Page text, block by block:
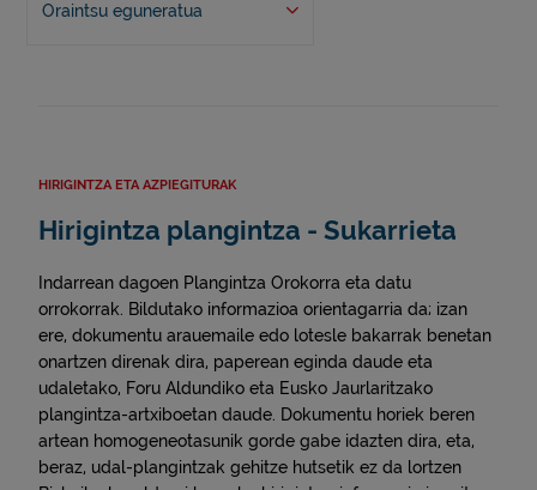
Oraintsu eguneratua
HIRIGINTZA ETA AZPIEGITURAK
Hirigintza plangintza - Sukarrieta
Indarrean dagoen Plangintza Orokorra eta datu
orrokorrak. Bildutako informazioa orientagarria da; izan
ere, dokumentu arauemaile edo lotesle bakarrak benetan
onartzen direnak dira, paperean eginda daude eta
udaletako, Foru Aldundiko eta Eusko Jaurlaritzako
plangintza-artxiboetan daude. Dokumentu horiek beren
artean homogeneotasunik gorde gabe idazten dira, eta,
beraz, udal-plangintzak gehitze hutsetik ez da lortzen